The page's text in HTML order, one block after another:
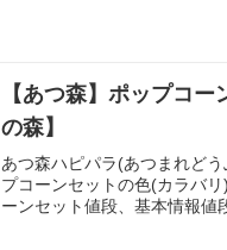
【あつ森】ポップコ
の森】
あつ森ハピパラ(あつまれど
プコーンセットの色(カラバ
ーンセット値段、基本情報値